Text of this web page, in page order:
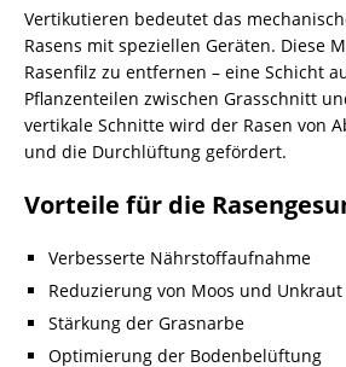
Vertikutieren bedeutet das
Rasens mit speziellen Geräten. Diese
Rasenfilz zu entfernen – eine Schicht
Pflanzenteilen zwischen Grasschnitt
vertikale Schnitte wird der Rasen von
und die Durchlüftung gefördert.
Vorteile für die
Verbesserte Nährstoffaufnahme
Reduzierung von Moos und Unkraut
Stärkung der Grasnarbe
Optimierung der Bodenbelüftung